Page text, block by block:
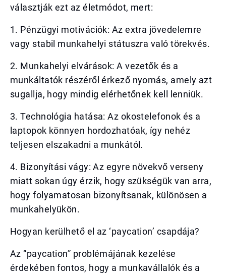
választják ezt az életmódot, mert:
1. Pénzügyi motivációk: Az extra jövedelemre
vagy stabil munkahelyi státuszra való törekvés.
2. Munkahelyi elvárások: A vezetők és a
munkáltatók részéről érkező nyomás, amely azt
sugallja, hogy mindig elérhetőnek kell lenniük.
3. Technológia hatása: Az okostelefonok és a
laptopok könnyen hordozhatóak, így nehéz
teljesen elszakadni a munkától.
4. Bizonyítási vágy: Az egyre növekvő verseny
miatt sokan úgy érzik, hogy szükségük van arra,
hogy folyamatosan bizonyítsanak, különösen a
munkahelyükön.
Hogyan kerülhető el az ‘paycation’ csapdája?
Az “paycation” problémájának kezelése
érdekében fontos, hogy a munkavállalók és a